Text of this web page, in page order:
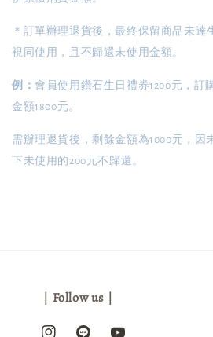
＊訂單辦理退貨後，最終保留商品未達
視同使用，且不歸還未使用金額。
例：會員使用鑽石生日禮券1200元，訂
金額1800元。
需辦理退貨後，剩餘金額為1000元，因
下未使用的200元不歸還。
｜Follow us｜